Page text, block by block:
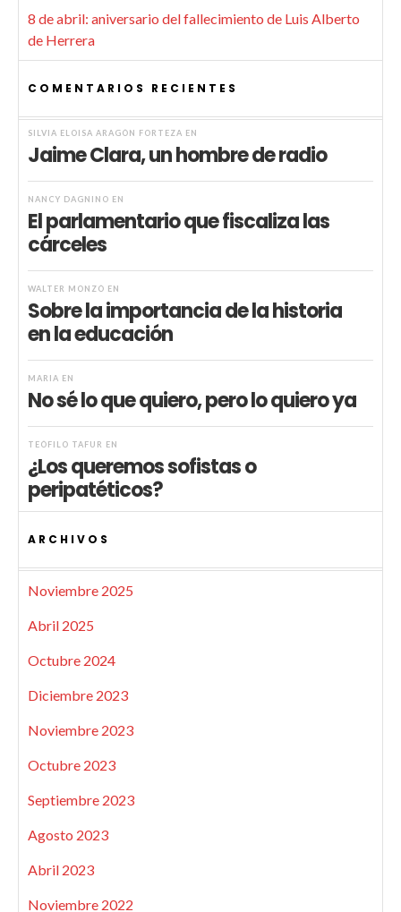
8 de abril: aniversario del fallecimiento de Luis Alberto
de Herrera
COMENTARIOS RECIENTES
SILVIA ELOISA ARAGÓN FORTEZA EN
Jaime Clara, un hombre de radio
NANCY DAGNINO EN
El parlamentario que fiscaliza las
cárceles
WALTER MONZÓ EN
Sobre la importancia de la historia
en la educación
MARIA EN
No sé lo que quiero, pero lo quiero ya
TEÓFILO TAFUR EN
¿Los queremos sofistas o
peripatéticos?
ARCHIVOS
Noviembre 2025
Abril 2025
Octubre 2024
Diciembre 2023
Noviembre 2023
Octubre 2023
Septiembre 2023
Agosto 2023
Abril 2023
Noviembre 2022